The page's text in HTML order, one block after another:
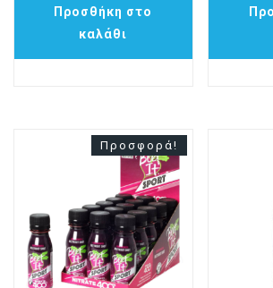
Προσθήκη στο
καλάθι
Προσφορά!